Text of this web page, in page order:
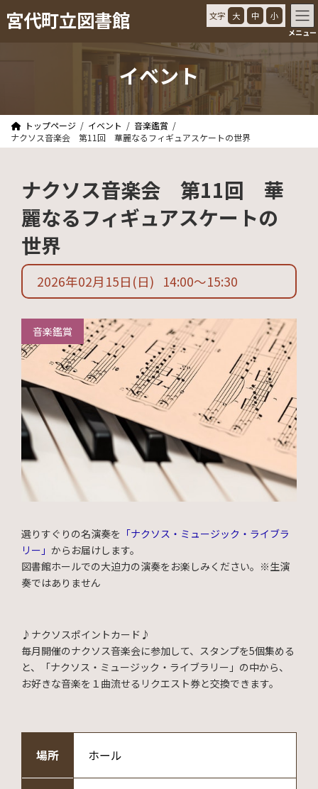
ン
ビ宮代町立図書館 文字 大 中 小
メニュー
イベント
トップページ イベント
音楽鑑賞
ナクソス音楽会 第11回 華麗なるフィギュアスケートの世界
ナクソス音楽会 第11回 華
麗なるフィギュアスケートの
世界
2026年02月15日 (日) 14:00〜15:30
音楽鑑賞
選りすぐりの名演奏を 「ナクソス・ミュージック・ライブラ
リー」 からお届けします。
図書館ホールでの大迫力の演奏をお楽しみください。※生演
奏ではありません
♪ ナクソスポイントカード♪
毎月開催のナクソス音楽会に参加して、スタンプを5個集める
と、「ナクソス・ミュージック・ライブラリー」の中から、
お好きな音楽を１曲流せるリクエスト券と交換できます。
場所 ホール